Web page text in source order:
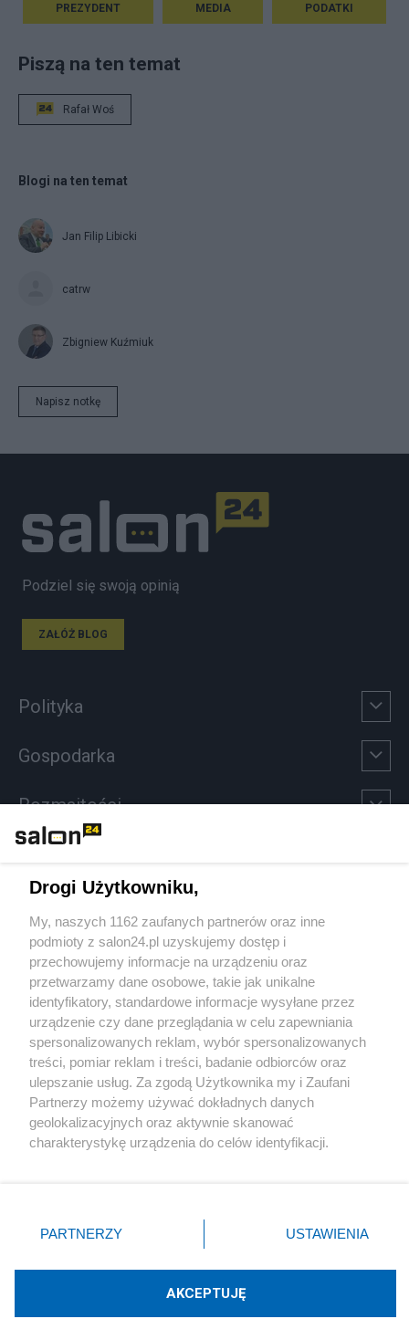
PREZYDENT MEDIA PODATKI
Piszą na ten temat
Rafał Woś
Blogi na ten temat
Jan Filip Libicki
catrw
Zbigniew Kuźmiuk
Napisz notkę
Podziel się swoją opinią
ZAŁÓŻ BLOG
Polityka
Gospodarka
Rozmaitości
Sport
Społeczeństwo
Kultura
X Facebook Instagram Youtube
Drogi Użytkowniku,
My, naszych 1162 zaufanych partnerów oraz inne
podmioty z salon24.pl uzyskujemy dostęp i
przechowujemy informacje na urządzeniu oraz
przetwarzamy dane osobowe, takie jak unikalne
identyfikatory, standardowe informacje wysyłane przez
urządzenie czy dane przeglądania w celu zapewniania
spersonalizowanych reklam, wybór spersonalizowanych
treści, pomiar reklam i treści, badanie odbiorców oraz
ulepszanie usług. Za zgodą Użytkownika my i Zaufani
Partnerzy możemy używać dokładnych danych
geolokalizacyjnych oraz aktywnie skanować
charakterystykę urządzenia do celów identyfikacji.
zmienić/wycofać klikając przycisk ustawień prywatności
znajdujący się w lewym dolnym rogu strony
rodzaje przetwarzania danych nie wymagają zgody
użytkownika, ale masz prawo sprzeciwić się takiemu
PARTNERZY USTAWIENIA
AKCEPTUJĘ